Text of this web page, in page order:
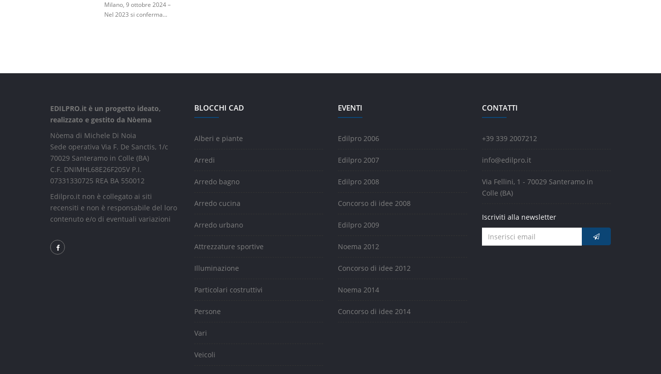
Milano, 9 ottobre 2024 –
Nel 2023 si conferma...
EDILPRO.it è un progetto ideato,
realizzato e gestito da Nòema
Nòema di Michele Di Noia
Sede operativa Via F. De Sanctis, 1/c
70029 Santeramo in Colle (BA)
C.F. DNIMHL68E26F205V P.I.
07331330725 REA BA 550012
Edilpro.it non è collegato ai siti
recensiti e non è responsabile del loro
contenuto e/o di eventuali variazioni
BLOCCHI CAD
Alberi e piante
Arredi
Arredo bagno
Arredo cucina
Arredo urbano
Attrezzature sportive
Illuminazione
Particolari costruttivi
Persone
Vari
Veicoli
EVENTI
Edilpro 2006
Edilpro 2007
Edilpro 2008
Concorso di idee 2008
Edilpro 2009
Noema 2012
Concorso di idee 2012
Noema 2014
Concorso di idee 2014
CONTATTI
+39 339 2007212
info@edilpro.it
Via Fellini, 1 - 70029 Santeramo in
Colle (BA)
Iscriviti alla newsletter